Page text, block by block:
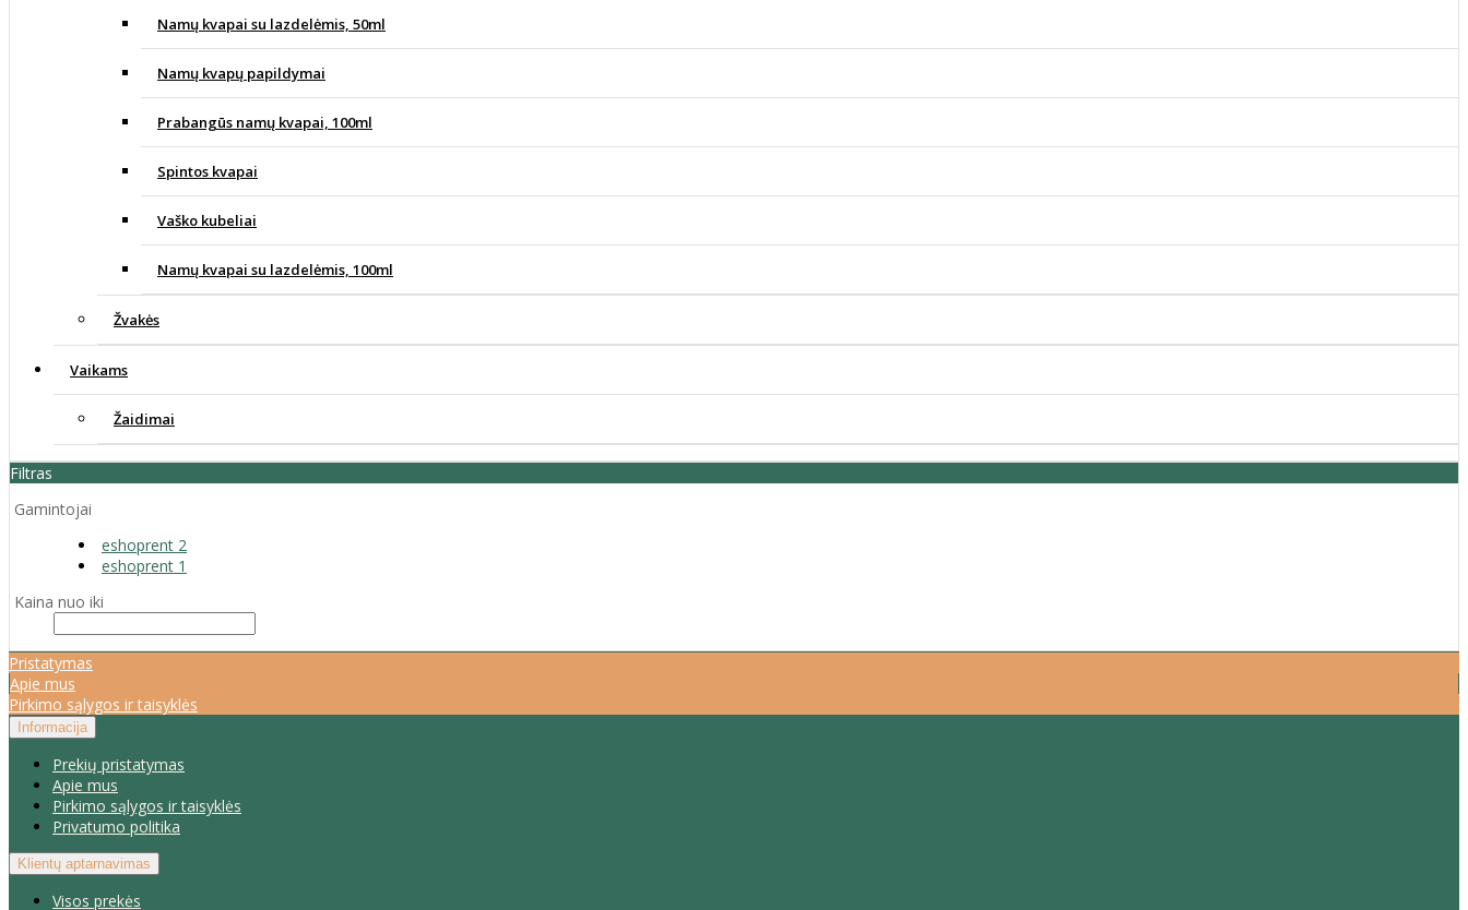
Namų kvapai su lazdelėmis, 50ml
Namų kvapų papildymai
Prabangūs namų kvapai, 100ml
Spintos kvapai
Vaško kubeliai
Namų kvapai su lazdelėmis, 100ml
Žvakės
Vaikams
Žaidimai
Filtras
Gamintojai
eshoprent 2
eshoprent 1
Kaina nuo iki
Pristatymas
Apie mus
Pirkimo sąlygos ir taisyklės
Informacija
Prekių pristatymas
Apie mus
Pirkimo sąlygos ir taisyklės
Privatumo politika
Klientų aptarnavimas
Visos prekės